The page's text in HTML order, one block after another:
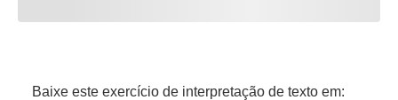
Baixe este exercício de interpretação de texto em: